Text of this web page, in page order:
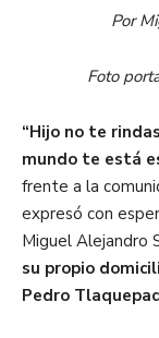
Por
Foto
“Hijo no te
mundo te está
frente a la
expresó con
Miguel Alejandro
su propio
Pedro